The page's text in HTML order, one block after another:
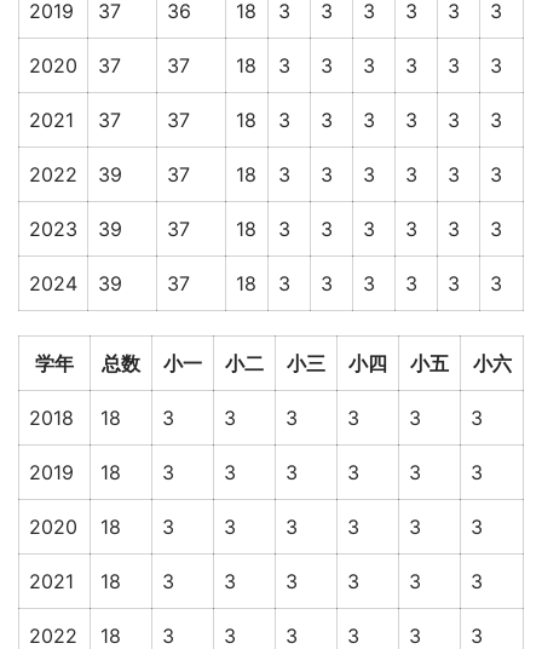
2019 37 36 18 3 3 3 3 3 3
2020 37 37 18 3 3 3 3 3 3
2021 37 37 18 3 3 3 3 3 3
2022 39 37 18 3 3 3 3 3 3
2023 39 37 18 3 3 3 3 3 3
2024 39 37 18 3 3 3 3 3 3
学年 总数 小一 小二 小三 小四 小五 小六
2018 18 3 3 3 3 3 3
2019 18 3 3 3 3 3 3
2020 18 3 3 3 3 3 3
2021 18 3 3 3 3 3 3
2022 18 3 3 3 3 3 3